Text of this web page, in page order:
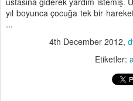
yıl boyunca çocuğa tek bir
...
4th December 2012,
Etiketler: